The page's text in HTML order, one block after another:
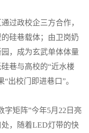
过政校企三方合作，
硅巷载体；由卫岗奶
，成为玄武单体体量
巷与高校的“近水楼
出校门即进巷口”。
字矩阵”今年5月22日亮
，随着LED灯带的快